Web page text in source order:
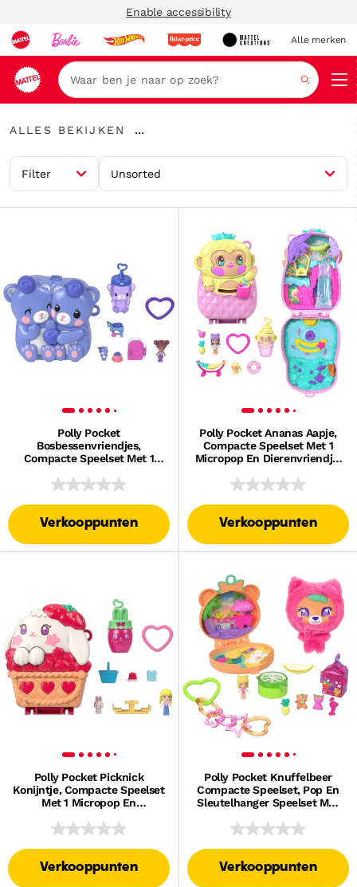
Enable accessibility
Alle merken
Zoeken
Alles
ALLES BEKIJKEN
...
uitvouwen
Filter Unsorted
Polly Pocket
Bosbessenvriendjes,
Compacte Speelset Met 1
Speelgoed Voor Onderweg
Verkooppunten
Polly Pocket Ananas Aapje,
Compacte Speelset Met 1
Micropop En Dierenvriendje,
Met Fruitaccessoires
Verkooppunten
Polly Pocket Picknick
Konijntje, Compacte Speelset
Met 1 Micropop En
Voor Onderweg Met
Verkooppunten
Polly Pocket Knuffelbeer
Compacte Speelset, Pop En
Sleutelhanger Speelset Met
Fruitthema
Verkooppunten